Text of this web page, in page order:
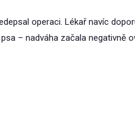
operaci. Lékař navíc
– nadváha začala negativně